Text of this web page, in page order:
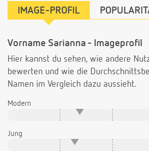
IMAGE-PROFIL
Vorname Sarianna - Imageprofil
Hier kannst du sehen, wie andere
bewerten und wie die
Namen im Vergleich dazu aussieht.
Modern
Jung